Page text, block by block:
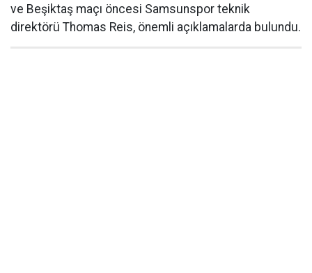
ve Beşiktaş maçı öncesi Samsunspor teknik
direktörü Thomas Reis, önemli açıklamalarda bulundu.